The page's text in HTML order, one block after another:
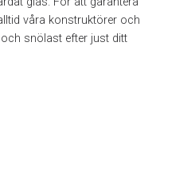
våra konstruktörer och
snölast efter just ditt